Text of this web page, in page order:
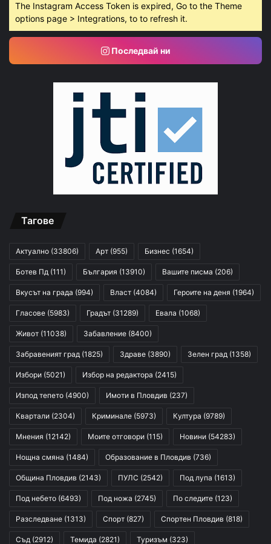
The Instagram Access Token is expired, Go to the Theme
options page > Integrations, to to refresh it.
Последвай ни
Тагове
Актуално (33806) Арт (955) Бизнес (1654)
Ботев Пд (111) България (13910) Вашите писма (206)
Вкусът на града (994) Власт (4084) Героите на деня (1964)
Гласове (5983) Градът (31289) Евала (1068)
Живот (11038) Забавление (8400)
Забравеният град (1825) Здраве (3890) Зелен град (1358)
Избори (5021) Избор на редактора (2415)
Изпод тепето (4900) Имоти в Пловдив (237)
Квартали (2304) Криминале (5973) Култура (9789)
Мнения (12142) Моите отговори (115) Новини (54283)
Нощна смяна (1484) Образование в Пловдив (736)
Община Пловдив (2143) ПУЛС (2542) Под лупа (1613)
Под небето (6493) Под ножа (2745) По следите (123)
Разследване (1313) Спорт (827) Спортен Пловдив (818)
Съд (2912) Темида (2821) Туризъм (323)